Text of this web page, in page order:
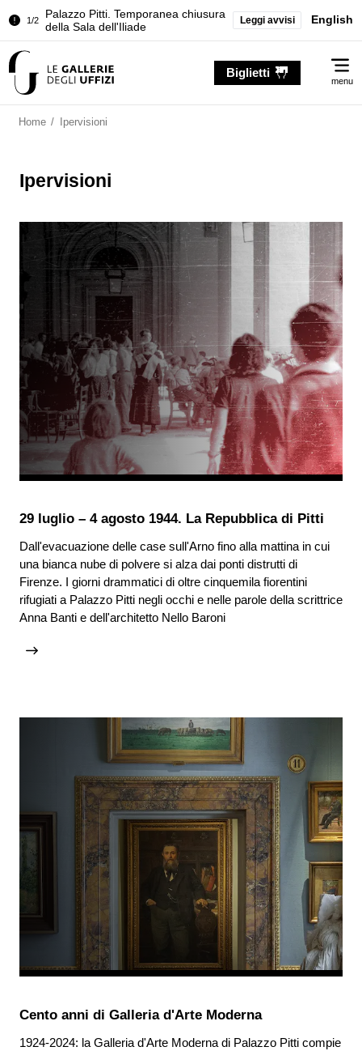
2/2
Chiusura temporanea del Tesoro dei
Granduchi
della Sala dell'Iliade
Granduchi
…
Leggi avvisi English
Biglietti
menu
Home / Ipervisioni
Ipervisioni
29 luglio – 4 agosto 1944. La Repubblica di Pitti
Dall'evacuazione delle case sull'Arno fino alla mattina in cui
una bianca nube di polvere si alza dai ponti distrutti di
Firenze. I giorni drammatici di oltre cinquemila fiorentini
rifugiati a Palazzo Pitti negli occhi e nelle parole della scrittrice
Anna Banti e dell'architetto Nello Baroni
Cento anni di Galleria d'Arte Moderna
1924-2024: la Galleria d'Arte Moderna di Palazzo Pitti compie